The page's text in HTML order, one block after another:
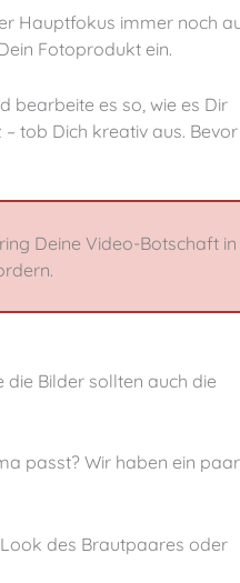
Hauptfokus immer noch
Fotoprodukt ein.
tob Dich kreativ aus.
Deine Video-Botschaft in
des Brautpaares oder